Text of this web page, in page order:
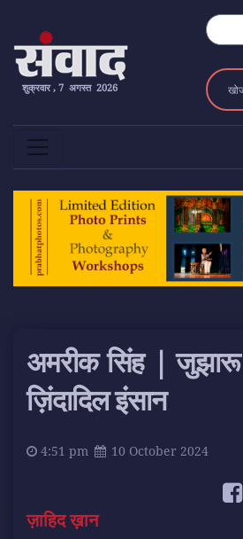
शुक्रवार , 7 अगस्त 2026
अमरीक सिंह |
ज़िंदादिल इंसान
4:51 pm 10 October 2024
ज़ाहिद ख़ान